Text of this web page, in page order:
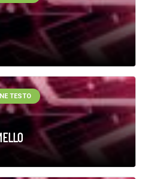
TESTO